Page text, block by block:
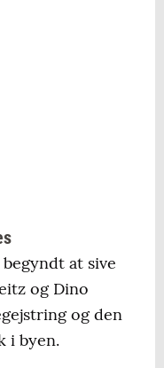
at sive
og Dino
og den
i byen.